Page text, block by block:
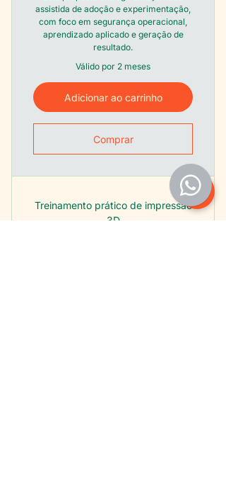
assistida de adoção e experimentação,
com foco em segurança operacional,
aprendizado aplicado e geração de
resultado.
Válido por 2 meses
Adicionar ao carrinho
Comprar
Treinamento prático de impressão
3D